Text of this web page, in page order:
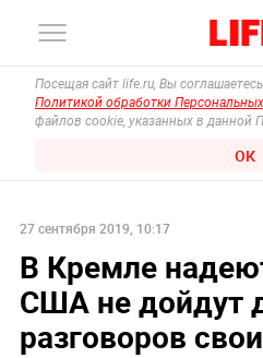
Посещая сайт life.ru, Вы
Политикой обработки
файлов cookie, указанных в данной
ОК
27 сентября 2019, 10:17
В Кремле
США не дойдут
разговоров